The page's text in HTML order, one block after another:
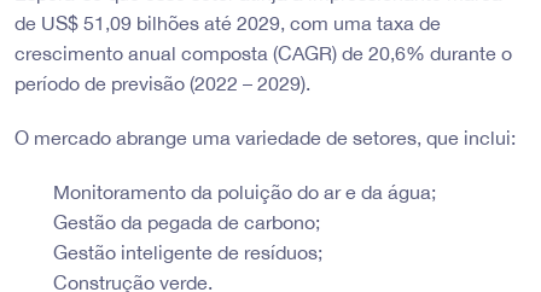
de US$ 51,09 bilhões até 2029, com uma taxa de
crescimento anual composta (CAGR) de 20,6% durante o
período de previsão (2022 – 2029).
O mercado abrange uma variedade de setores, que inclui:
Monitoramento da poluição do ar e da água;
Gestão da pegada de carbono;
Gestão inteligente de resíduos;
Construção verde.